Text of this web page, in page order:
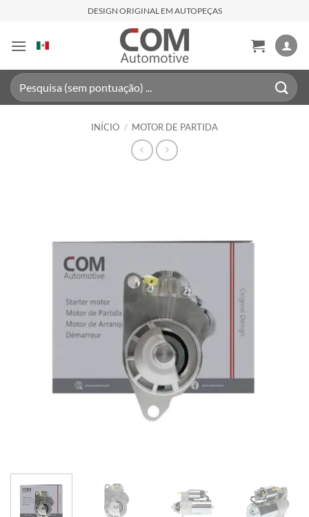
content
DESIGN ORIGINAL EM AUTOPEÇAS
Pesquisar
por:
INÍCIO / MOTOR DE PARTIDA